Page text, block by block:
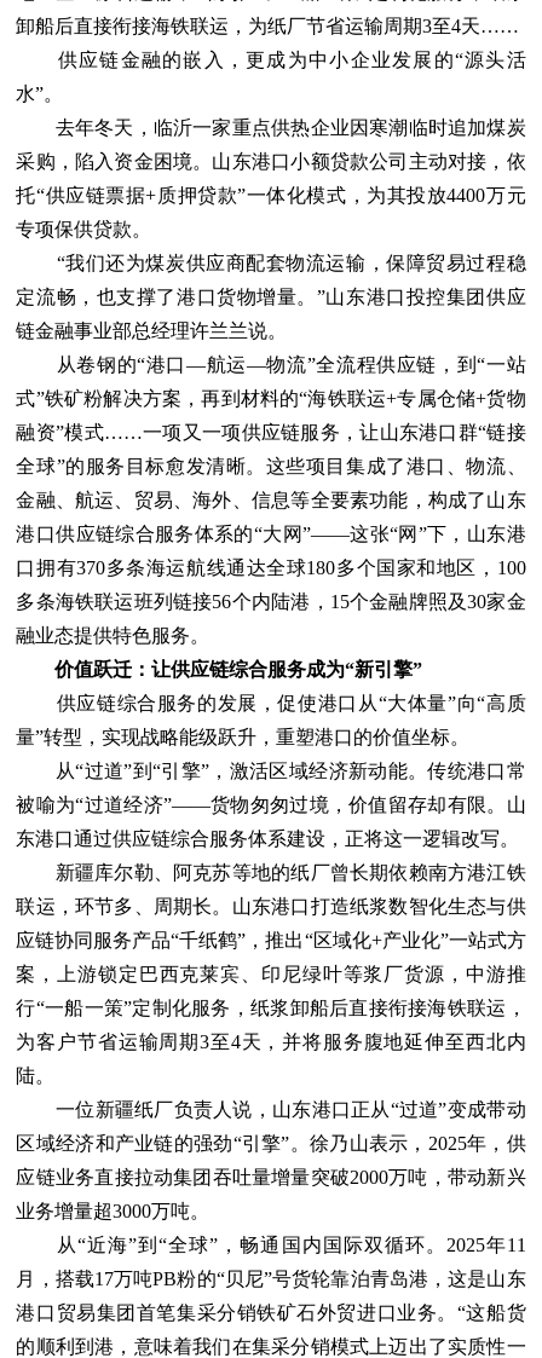
卸船后直接衔接海铁联运，为纸厂节省运输周期3至4天……
供应链金融的嵌入，更成为中小企业发展的“源头活
水”。
去年冬天，临沂一家重点供热企业因寒潮临时追加煤炭
采购，陷入资金困境。山东港口小额贷款公司主动对接，依
托“供应链票据+质押贷款”一体化模式，为其投放4400万元
专项保供贷款。
“我们还为煤炭供应商配套物流运输，保障贸易过程稳
定流畅，也支撑了港口货物增量。”山东港口投控集团供应
链金融事业部总经理许兰兰说。
从卷钢的“港口—航运—物流”全流程供应链，到“一站
式”铁矿粉解决方案，再到材料的“海铁联运+专属仓储+货物
融资”模式……一项又一项供应链服务，让山东港口群“链接
全球”的服务目标愈发清晰。这些项目集成了港口、物流、
金融、航运、贸易、海外、信息等全要素功能，构成了山东
港口供应链综合服务体系的“大网”——这张“网”下，山东港
口拥有370多条海运航线通达全球180多个国家和地区，100
多条海铁联运班列链接56个内陆港，15个金融牌照及30家金
融业态提供特色服务。
价值跃迁：让供应链综合服务成为“新引擎”
供应链综合服务的发展，促使港口从“大体量”向“高质
量”转型，实现战略能级跃升，重塑港口的价值坐标。
从“过道”到“引擎”，激活区域经济新动能。传统港口常
被喻为“过道经济”——货物匆匆过境，价值留存却有限。山
东港口通过供应链综合服务体系建设，正将这一逻辑改写。
新疆库尔勒、阿克苏等地的纸厂曾长期依赖南方港江铁
联运，环节多、周期长。山东港口打造纸浆数智化生态与供
应链协同服务产品“千纸鹤”，推出“区域化+产业化”一站式方
案，上游锁定巴西克莱宾、印尼绿叶等浆厂货源，中游推
行“一船一策”定制化服务，纸浆卸船后直接衔接海铁联运，
为客户节省运输周期3至4天，并将服务腹地延伸至西北内
陆。
一位新疆纸厂负责人说，山东港口正从“过道”变成带动
区域经济和产业链的强劲“引擎”。徐乃山表示，2025年，供
应链业务直接拉动集团吞吐量增量突破2000万吨，带动新兴
业务增量超3000万吨。
从“近海”到“全球”，畅通国内国际双循环。2025年11
月，搭载17万吨PB粉的“贝尼”号货轮靠泊青岛港，这是山东
港口贸易集团首笔集采分销铁矿石外贸进口业务。“这船货
的顺利到港，意味着我们在集采分销模式上迈出了实质性一